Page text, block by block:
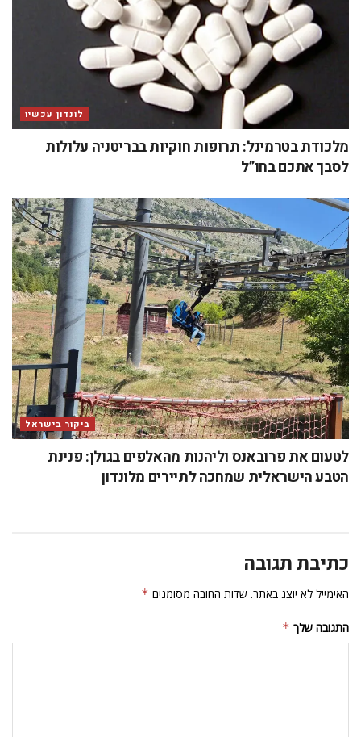
לונדון עכשיו
מלכודת בטרמינל: תרופות חוקיות בבריטניה עלולות
לסבך אתכם בחו”ל
ביקור בישראל
לטעום את פרובאנס וליהנות מהאלפים בגולן: פנינת
הטבע הישראלית שמחכה לתיירים מלונדון
כתיבת תגובה
האימייל לא יוצג באתר. שדות החובה מסומנים *
התגובה שלך *